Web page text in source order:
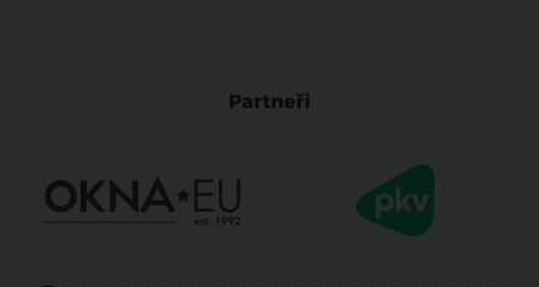
Partneři